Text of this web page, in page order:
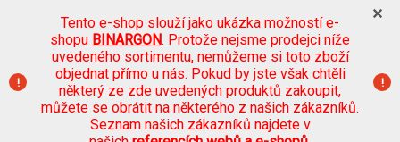
Tento e-shop slouží jako ukázka možností e-
shopu BINARGON. Protože nejsme prodejci níže
uvedeného sortimentu, nemůžeme si toto zboží
objednat přímo u nás. Pokud by jste však chtěli
některý ze zde uvedených produktů zakoupit,
můžete se obrátit na některého z našich zákazníků.
Seznam našich zákazníků najdete v